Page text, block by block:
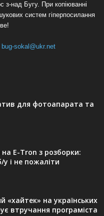
з-над Бугу. При копіюванні
систем гіперпосилання
bug-sokal@ukr.net
для фотоапарата та
E-Tron з розборки:
і не пожаліти
«хайтек» на українських
втручання програміста